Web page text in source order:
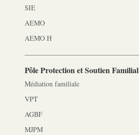
SIE
AEMO
AEMO H
Pôle Protection et Soutien Familial
Médiation familiale
VPT
AGBF
MJPM